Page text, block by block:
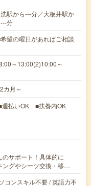
駅から---分／大板井駅か
分
望の曜日があればご相談
～13:00(2)10:00～
カ月～
払いOK ■扶養内OK
サポート！具体的に
ングやシーツ交換・移…
コンスキル不要 / 英語力不